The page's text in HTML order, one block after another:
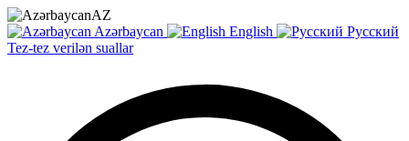
AZ
Azərbaycan
English
Русский
Tez-tez verilən suallar